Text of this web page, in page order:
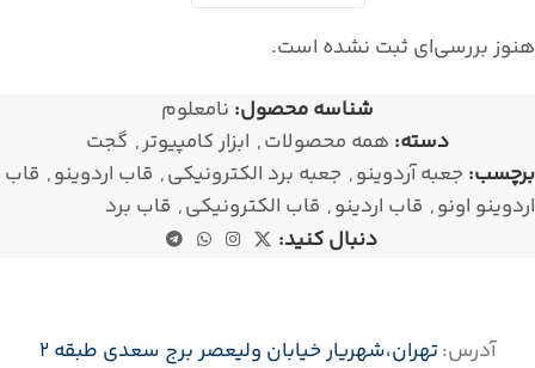
هنوز بررسی‌ای ثبت نشده است.
شناسه محصول: نامعلوم
دسته: همه محصولات, ابزار کامپیوتر, گجت
برچسب: جعبه آردوینو, جعبه برد الکترونیکی, قاب اردوینو, قاب
اردوینو اونو, قاب اردینو, قاب الکترونیکی, قاب برد
دنبال کنید:
آدرس:تهران،‌شهریار خیابان ولیعصر برج سعدی طبقه 2